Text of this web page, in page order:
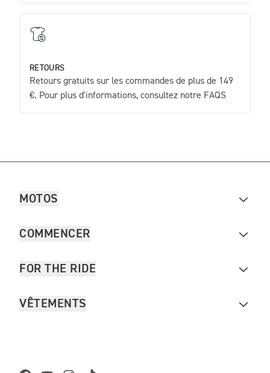
RETOURS
Retours gratuits sur les commandes de plus de 149
€. Pour plus d'informations, consultez notre FAQS
MOTOS
COMMENCER
FOR THE RIDE
VÊTEMENTS